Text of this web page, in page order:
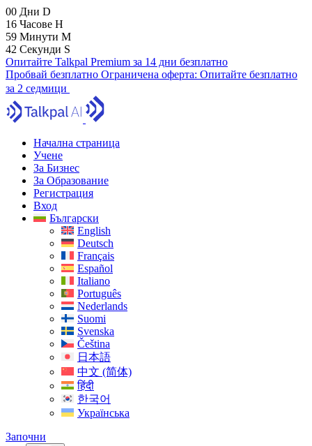
00 Дни D
16 Часове H
59 Минути M
41 Секунди S
Опитайте Talkpal Premium за 14 дни безплатно
Пробвай безплатно Ограничена оферта: Опитайте безплатно
за 2 седмици
Начална страница
Учене
За Бизнес
За Образование
Регистрация
Вход
Български
English
Deutsch
Français
Español
Italiano
Português
Nederlands
Suomi
Svenska
Čeština
日本語
中文 (简体)
हिंदी
한국어
Українська
Започни